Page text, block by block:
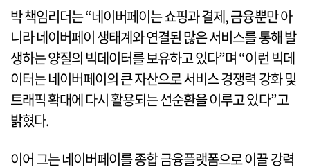
박 책임리더는 “네이버페이는 쇼핑과 결제, 금융뿐만 아
니라 네이버페이 생태계와 연결된 많은 서비스를 통해 발
생하는 양질의 빅데이터를 보유하고 있다”며 “이런 빅데
이터는 네이버페이의 큰 자산으로 서비스 경쟁력 강화 및
트래픽 확대에 다시 활용되는 선순환을 이루고 있다”고
밝혔다.
이어 그는 네이버페이를 종합 금융플랫폼으로 이끌 강력